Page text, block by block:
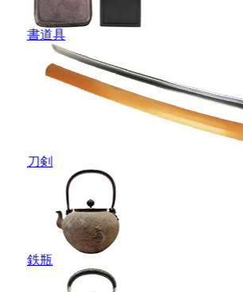
書道具
刀剣
鉄瓶